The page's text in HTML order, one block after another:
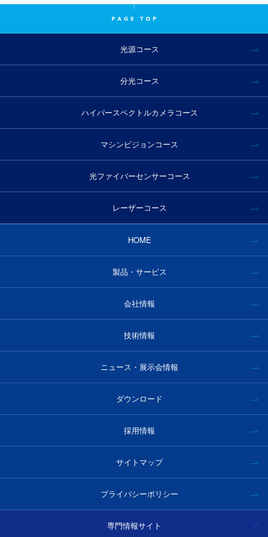
光源コース
分光コース
ハイパースペクトルカメラコース
マシンビジョンコース
光ファイバーセンサーコース
レーザーコース
HOME
製品・サービス
会社情報
技術情報
ニュース・展示会情報
ダウンロード
採用情報
サイトマップ
プライバシーポリシー
専門情報サイト